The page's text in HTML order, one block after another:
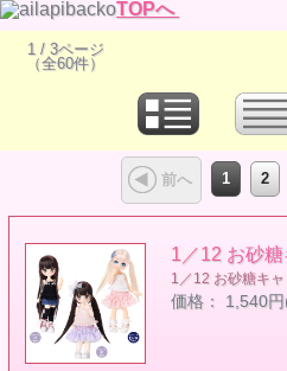
TOPへ
1 / 3ページ
（全60件）
前へ 1 2
1／12 お砂
1／12 お砂糖キ
価格： 1,540